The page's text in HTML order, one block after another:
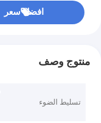
افضل سعر
منتوج وصف
تسليط الضوء